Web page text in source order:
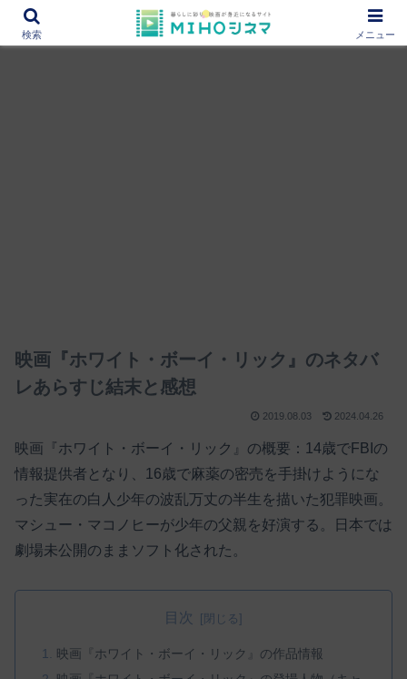
12000作品を紹介！あなたの映画図書館『MIHOシネマ』
映画『ホワイト・ボーイ・リック』のネタバ
レあらすじ結末と感想
2019.08.03 2024.04.26
映画『ホワイト・ボーイ・リック』の概要：14歳でFBIの
情報提供者となり、16歳で麻薬の密売を手掛けようにな
った実在の白人少年の波乱万丈の半生を描いた犯罪映画。
マシュー・マコノヒーが少年の父親を好演する。日本では
劇場未公開のままソフト化された。
目次
映画『ホワイト・ボーイ・リック』の作品情報
検索 メニュー